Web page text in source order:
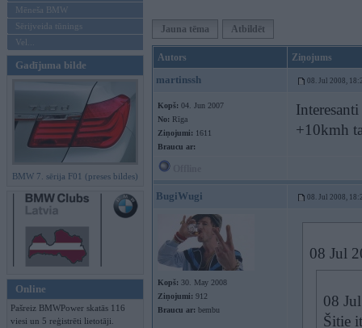
Mēneša BMW
Sērijveida tūnings
Vel...
Gadījuma bilde
BMW 7. sērija F01 (preses bildes)
Online
Pašreiz BMWPower skatās 116
viesi un 5 reģistrēti lietotāji.
Jauna tēma Atbildēt
Autors Ziņojums
martinssh 08. Jul 2008,
Kopš: 04. Jun 2007
No: Rīga
Ziņojumi: 1611
Braucu ar:
+10kmh
BugiWugi 08. Jul 2008,
Kopš: 30. May 2008
Ziņojumi: 912
Braucu ar: bembu
08 Jul
08
Šitie